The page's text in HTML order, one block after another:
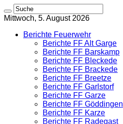
Mittwoch, 5. August 2026
Berichte Feuerwehr
Berichte FF Alt Garge
Berichte FF Barskamp
Berichte FF Bleckede
Berichte FF Brackede
Berichte FF Breetze
Berichte FF Garlstorf
Berichte FF Garze
Berichte FF Göddingen
Berichte FF Karze
Berichte FF Radegast